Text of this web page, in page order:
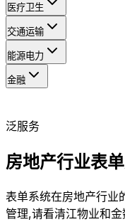
医疗卫生
交通运输
能源电力
金融
泛服务
房地产行业表
表单系统在房地产行业
管理,请看清江物业和金